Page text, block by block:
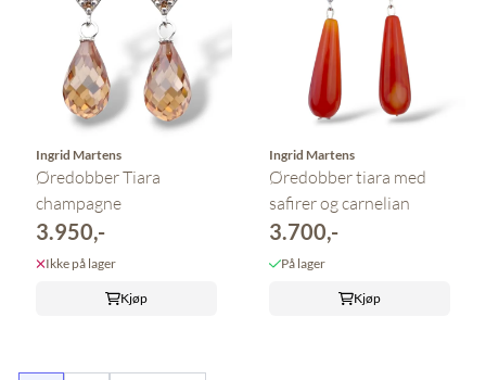
Ingrid Martens
Øredobber Tiara
champagne
3.950,-
Ikke på lager
Kjøp
Ingrid Martens
Øredobber tiara med
safirer og carnelian
3.700,-
På lager
Kjøp